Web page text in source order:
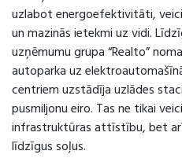
uzlabot energoefektivitāti,
un mazinās ietekmi uz vidi.
uzņēmumu grupa “Realto”
autoparka uz
centriem uzstādīja uzlādes
pusmiljonu eiro. Tas ne tikai
infrastruktūras attīstību, bet
līdzīgus soļus.